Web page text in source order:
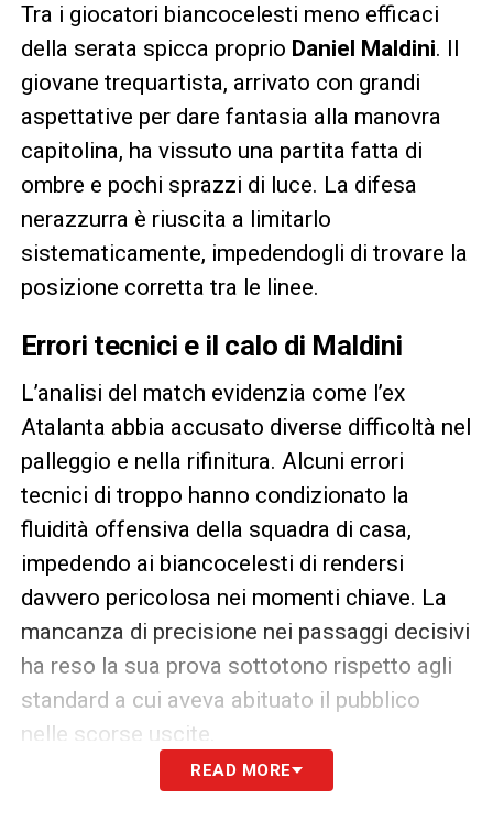
Tra i giocatori biancocelesti meno efficaci
della serata spicca proprio Daniel Maldini. Il
giovane trequartista, arrivato con grandi
aspettative per dare fantasia alla manovra
capitolina, ha vissuto una partita fatta di
ombre e pochi sprazzi di luce. La difesa
nerazzurra è riuscita a limitarlo
sistematicamente, impedendogli di trovare la
posizione corretta tra le linee.
Errori tecnici e il calo di Maldini
L’analisi del match evidenzia come l’ex
Atalanta abbia accusato diverse difficoltà nel
palleggio e nella rifinitura. Alcuni errori
tecnici di troppo hanno condizionato la
fluidità offensiva della squadra di casa,
impedendo ai biancocelesti di rendersi
davvero pericolosa nei momenti chiave. La
mancanza di precisione nei passaggi decisivi
ha reso la sua prova sottotono rispetto agli
standard a cui aveva abituato il pubblico
nelle scorse uscite.
Riscatto Lazio e il fattore Daniel
READ MORE